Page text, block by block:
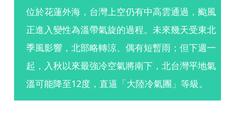
位於花蓮外海，台灣上空仍有中高雲通過，颱風
正進入變性為溫帶氣旋的過程。未來幾天受東北
季風影響，北部略轉涼、偶有短暫雨；但下週一
起，入秋以來最強冷空氣將南下，北台灣平地氣
溫可能降至12度，直逼「大陸冷氣團」等級。